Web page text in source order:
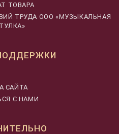
ТОВАРА
ТРУДА ООО «МУЗЫКАЛЬНАЯ
САЙТА
С НАМИ